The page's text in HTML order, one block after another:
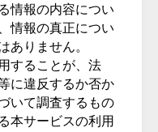
情報の内容につい
情報の真正につい
ありません。
することが、法
に違反するか否か
いて調査するもの
本サービスの利用